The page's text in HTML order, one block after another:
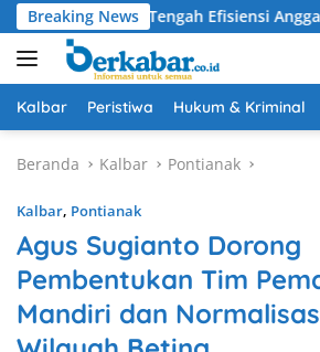
Langsung
ke
konten
Breaking News
di Tengah Efisiensi Anggaran
Kalbar Peristiwa Hukum & Kriminal
Beranda Kalbar Pontianak
Kalbar, Pontianak
Agus Sugianto Dorong
Pembentukan Tim
Mandiri dan